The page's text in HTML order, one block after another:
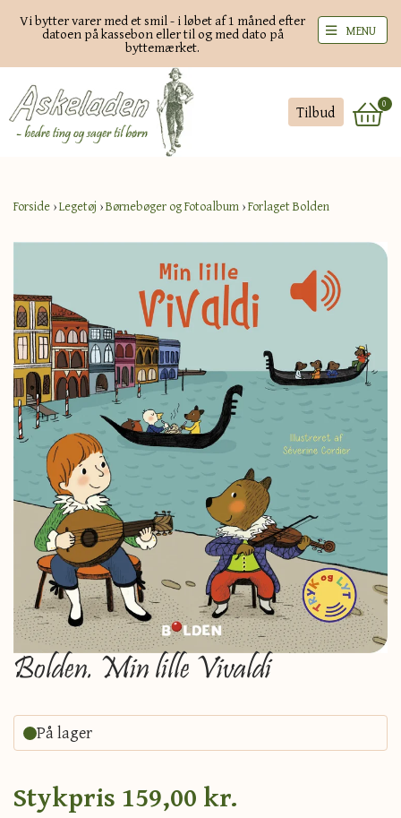
Vi bytter varer med et smil - i løbet af 1 måned efter
datoen på kassebon eller til og med dato på
byttemærket.
Tilbud 0
MENU
Forside ›Legetøj ›Børnebøger og Fotoalbum ›Forlaget Bolden
Bolden. Min lille Vivaldi
På lager
Stykpris 159,00 kr.